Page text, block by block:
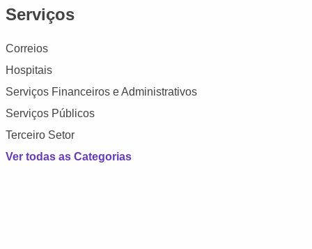
Serviços
Correios
Hospitais
Serviços Financeiros e Administrativos
Serviços Públicos
Terceiro Setor
Ver todas as Categorias